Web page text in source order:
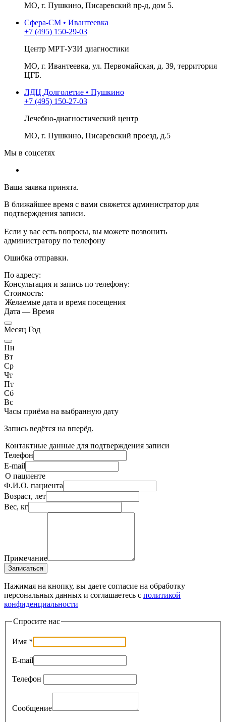
МО, г. Пушкино, Писаревский пр-д, дом 5.
Сфера-СМ • Ивантеевка
+7 (495) 150-29-03
Центр МРТ-УЗИ диагностики
МО, г. Ивантеевка, ул. Первомайская, д. 39, территория
ЦГБ.
ЛДЦ Долголетие • Пушкино
+7 (495) 150-27-03
Лечебно-диагностический центр
МО, г. Пушкино, Писаревский проезд, д.5
Мы в соцсетях
Ваша заявка принята.
В ближайшее время с вами свяжется администратор для
подтверждения записи.
Если у вас есть вопросы, вы можете позвонить
администратору по телефону
Ошибка отправки.
По адресу:
Консультация и запись по телефону:
Стоимость:
Желаемые дата и время посещения
Дата — Время
Месяц Год
Пн
Вт
Ср
Чт
Пт
Сб
Вс
Часы приёма на выбранную дату
Запись ведётся на вперёд.
Контактные данные для подтверждения записи
Телефон
E-mail
О пациенте
Ф.И.О. пациента
Возраст, лет
Вес, кг
Примечание
Записаться
Нажимая на кнопку, вы даете согласие на обработку
персональных данных и соглашаетесь c политикой
конфиденциальности
Спросите нас
Имя *
E-mail
Телефон
Сообщение